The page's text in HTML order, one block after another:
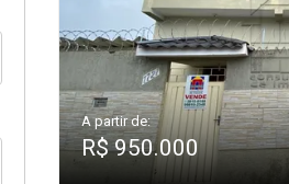
A partir de:
R$ 950.000